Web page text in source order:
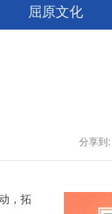
屈原文化
分享到:
，拓